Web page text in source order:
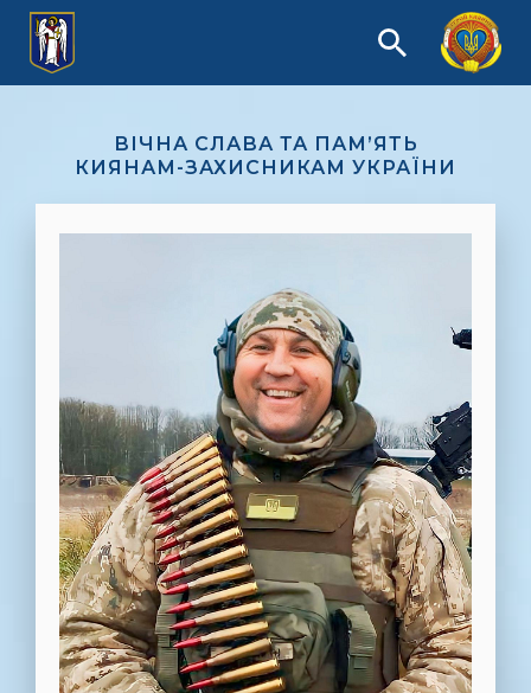
ВІЧНА СЛАВА ТА ПАМ’ЯТЬ
КИЯНАМ-ЗАХИСНИКАМ УКРАЇНИ